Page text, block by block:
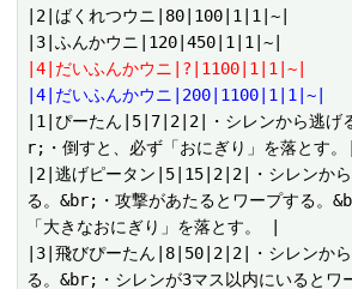
|2|ばくれつウニ|80|100|1|1|~|
|4|だいふんかウニ|?|1100|1|1|~|
|4|だいふんかウニ|200|1100|1|1|~|
|1|ぴーたん|5|7|2|2|・シレンから逃げ
r;・倒すと、必ず「おにぎり」を落とす。|
|2|逃げピータン|5|15|2|2|・シレンから
る。&br;・攻撃があたるとワープする。
「大きなおにぎり」を落とす。 |
|3|飛びぴーたん|8|50|2|2|・シレンから
る。&br;・シレンが3マス以内にいるとワ